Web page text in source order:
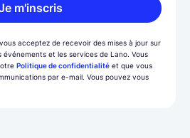
m'inscris
acceptez de recevoir des mises à jour sur
événements et les services de Lano. Vous
Politique de confidentialité et que vous
par e-mail. Vous pouvez vous